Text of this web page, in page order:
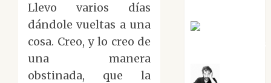
Llevo varios días
dándole vueltas a una
cosa. Creo, y lo creo de
una manera
obstinada, que la